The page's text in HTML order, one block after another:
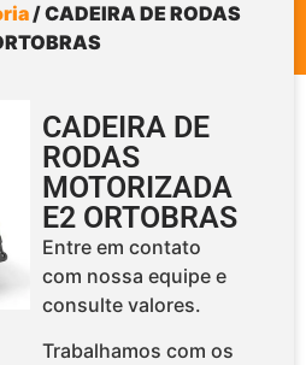
/ CADEIRA DE RODAS
CADEIRA DE
RODAS
MOTORIZADA
E2 ORTOBRAS
Entre em contato
com nossa equipe e
consulte valores.
Trabalhamos com os